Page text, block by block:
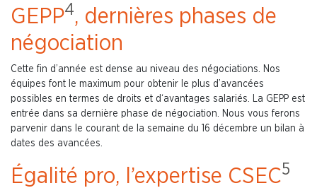
GEPP4, dernières phases de
négociation
Cette fin d’année est dense au niveau des négociations. Nos
équipes font le maximum pour obtenir le plus d’avancées
possibles en termes de droits et d‘avantages salariés. La GEPP est
entrée dans sa dernière phase de négociation. Nous vous ferons
parvenir dans le courant de la semaine du 16 décembre un bilan à
dates des avancées.
Égalité pro, l’expertise CSEC5